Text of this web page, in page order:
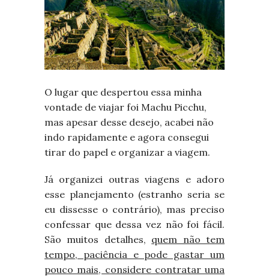
O lugar que despertou essa minha
vontade de viajar foi Machu Picchu,
mas apesar desse desejo, acabei não
indo rapidamente e agora consegui
tirar do papel e organizar a viagem.
Já organizei outras viagens e adoro
esse planejamento (estranho seria se
eu dissesse o contrário), mas preciso
confessar que dessa vez não foi fácil.
São muitos detalhes, quem não tem
tempo, paciência e pode gastar um
pouco mais, considere contratar uma